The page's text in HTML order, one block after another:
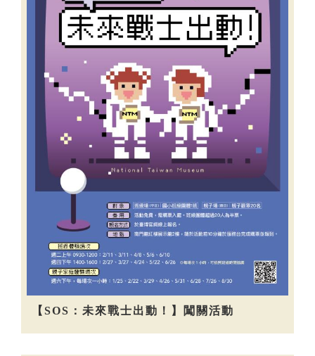
【SOS：未來戰士出動！】闖關活動